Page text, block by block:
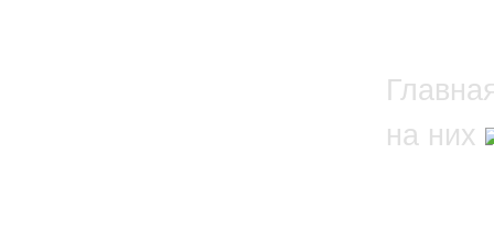
на них